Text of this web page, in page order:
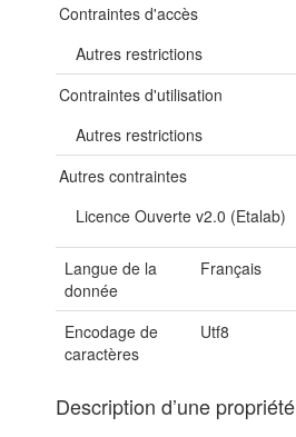
Contraintes d'accès
Autres restrictions
Contraintes d'utilisation
Autres restrictions
Autres contraintes
Licence Ouverte v2.0 (Etalab)
Langue de la
donnée
Français
Encodage de
caractères
Utf8
Description d’une propriété